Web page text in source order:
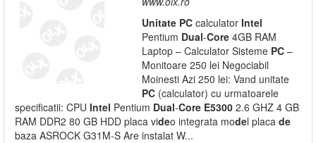
Unitate PC calculator Intel
Pentium Dual-Core 4GB RAM
Laptop – Calculator Sisteme PC –
Monitoare 250 lei Negociabil
Moinesti Azi 250 lei: Vand unitate
PC (calculator) cu urmatoarele
specificatii: CPU Intel Pentium Dual-Core E5300 2.6 GHZ 4 GB
RAM DDR2 80 GB HDD placa video integrata model placa de
baza ASROCK G31M-S Are instalat W...